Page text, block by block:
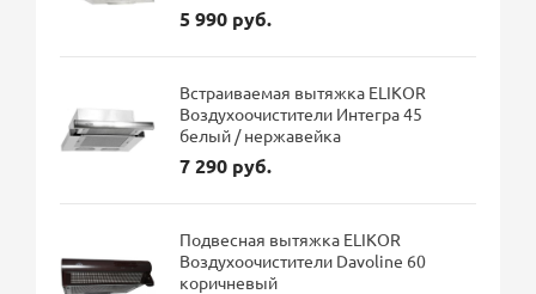
5 990 руб.
Встраиваемая вытяжка ELIKOR
Воздухоочистители Интегра 45
белый / нержавейка
7 290 руб.
Подвесная вытяжка ELIKOR
Воздухоочистители Davoline 60
коричневый